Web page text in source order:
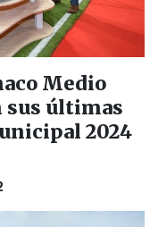
Medio
últimas
2024